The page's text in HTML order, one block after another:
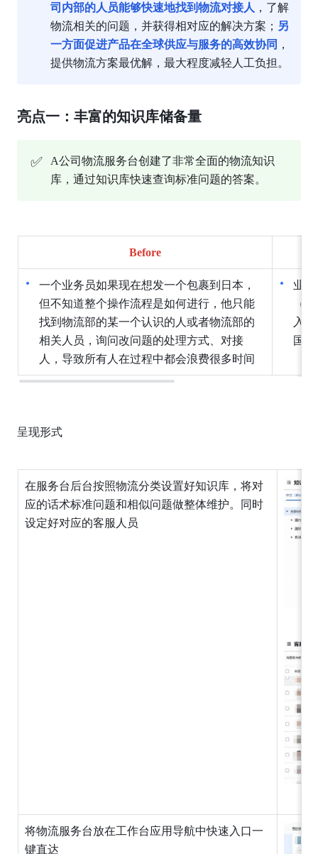
司内部的人员能够快速地找到物流对接人 ，了解
物流相关的问题，并获得相对应的解决方案； 另
一方面促进产品在全球供应与服务的高效协同 ，
提供物流方案最优解，最大程度减轻人工负担。
亮点一：丰富的知识库储备量
✅
A公司物流服务台创建了非常全面的物流知识
库，通过知识库快速查询标准问题的答案。
Before
一个业务员如果现在想发一个包裹到日本，
但不知道整个操作流程是如何进行，他只能
找到物流部的某一个认识的人或者物流部的
相关人员，询问改问题的处理方式、对接
人，导致所有人在过程中都会浪费很多时间
业
（
入
国
呈现形式
在服务台后台按照物流分类设置好知识库，将对
应的话术标准问题和相似问题做整体维护。同时
设定好对应的客服人员
将物流服务台放在工作台应用导航中快速入口一
键直达